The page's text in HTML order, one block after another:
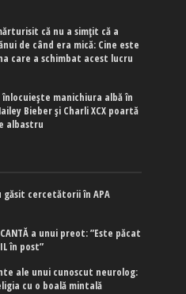
că nu a simțit că a
de când era mică: Cine este
care a schimbat acest lucru
manichiura albă în
Bieber și Charli XCX poartă
albastru
găsit cercetătorii în APA
a unui preot: ”Este păcat
în post”
ale unui cunoscut neurolog:
cu o boală mintală